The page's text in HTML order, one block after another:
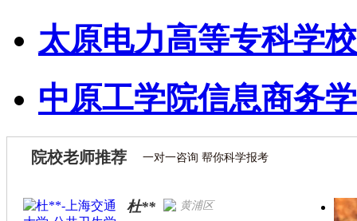
太原电力高等专科学校
中原工学院信息商务
院校老师推荐 一对一咨询 帮你科学报考
杜** 黄浦区